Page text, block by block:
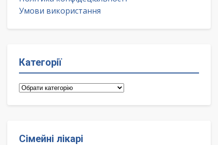
Умови використання
Категорії
Категорії
Сімейні лікарі